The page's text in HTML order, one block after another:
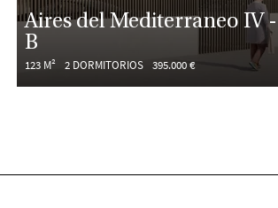
Aires del Mediterraneo IV -
B
123 M² 2 DORMITORIOS 395.000 €